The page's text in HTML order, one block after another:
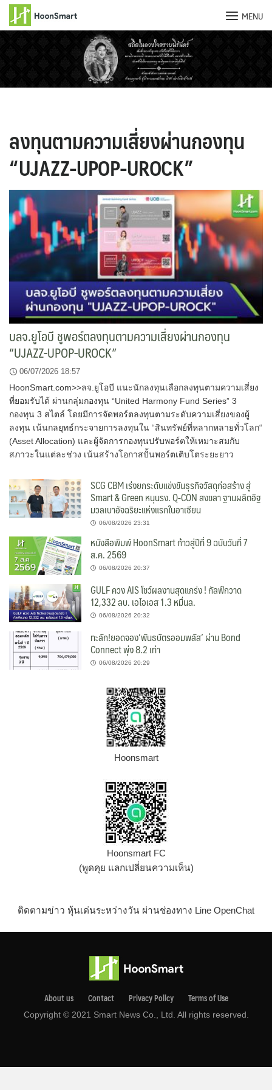
MENU
ลงทุนตามความเสี่ยงผ่านกองทุน
“UJAZZ-UPOP-UROCK”
บลจ.ยูโอบี ชูพอร์ตลงทุนตามความเสี่ยงผ่านกองทุน
“UJAZZ-UPOP-UROCK”
06/07/2026 18:57
HoonSmart.com>>ลจ.ยูโอบี แนะนักลงทุนเลือกลงทุนตามความเสี่ยง
ที่ยอมรับได้ ผ่านกลุ่มกองทุน “United Harmony Fund Series” 3
กองทุน 3 สไตล์ โดยมีการจัดพอร์ตลงทุนตามระดับความเสี่ยงของผู้
ลงทุน เน้นกลยุทธ์กระจายการลงทุนใน “สินทรัพย์ที่หลากหลายทั่วโลก“
(Asset Allocation) และผู้จัดการกองทุนปรับพอร์ตให้เหมาะสมกับ
สภาวะในแต่ละช่วง เน้นสร้างโอกาสปั้นพอร์ตเติบโตระยะยาว
SCG CBM เร่งยกระดับแข่งขันธุรกิจวัสดุก่อสร้าง สู่
Smart & Green หนุนรง. Q-CON สงขลา ฐานผลิตอิฐ
มวลเบาอัจฉริยะแห่งแรกในอาเซียน
06/08/2026 23:31
หนังสือพิมพ์ HoonSmart ก้าวสู่ปีที่ 9 ฉบับวันที่ 7
ส.ค. 2569
06/08/2026 20:37
GULF ควง AIS โชว์ผลงานสุดแกร่ง ! กัลฟ์กวาด
12,332 ลบ. เอไอเอส 1.3 หมื่นล.
06/08/2026 20:32
ทะลัก!ยอดจอง’พันธบัตรออมพลัส’ ผ่าน Bond
Connect พุ่ง 8.2 เท่า
06/08/2026 20:29
Hoonsmart
Hoonsmart FC
(พูดคุย แลกเปลี่ยนความเห็น)
ติดตามข่าว หุ้นเด่นระหว่างวัน ผ่านช่องทาง Line OpenChat
About us Contact Privacy Pollcy Terms of Use
Copyright © 2021 Smart News Co., Ltd. All rights reserved.